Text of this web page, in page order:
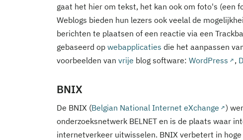
gaat het hier om tekst, het kan ook om foto's (een
Weblogs bieden hun lezers ook veelal de
berichten te plaatsen of een reactie via een
gebaseerd op webapplicaties die het aanpassen
voorbeelden van vrije blog software: WordPress ,
BNIX
De BNIX (Belgian National Internet eXchange
)
onderzoeksnetwerk BELNET en is de plaats waar
internetverkeer uitwisselen. BNIX verbetert in